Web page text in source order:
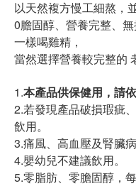
以天然複方慢工細熬，
0膽固醇、營養完整、無
一樣喝雞精，
當然選擇營養較完整的
1.本產品供保健用，請
2.若發現產品破損瑕疵
飲用。
3.痛風、高血壓及腎臟
4.嬰幼兒不建議飲用。
5.零脂肪、零膽固醇，